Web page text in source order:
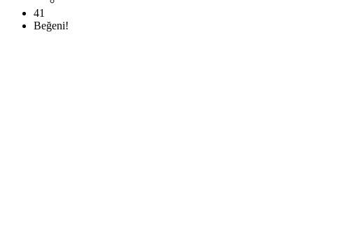
41
Beğeni!